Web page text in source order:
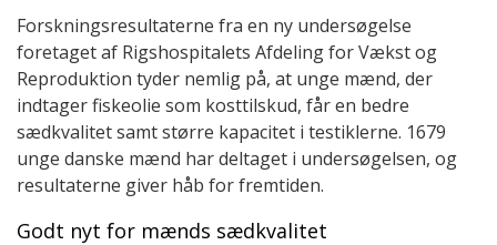
Forskningsresultaterne fra en ny undersøgelse
foretaget af Rigshospitalets Afdeling for Vækst og
Reproduktion tyder nemlig på, at unge mænd, der
indtager fiskeolie som kosttilskud, får en bedre
sædkvalitet samt større kapacitet i testiklerne. 1679
unge danske mænd har deltaget i undersøgelsen, og
resultaterne giver håb for fremtiden.
Godt nyt for mænds sædkvalitet